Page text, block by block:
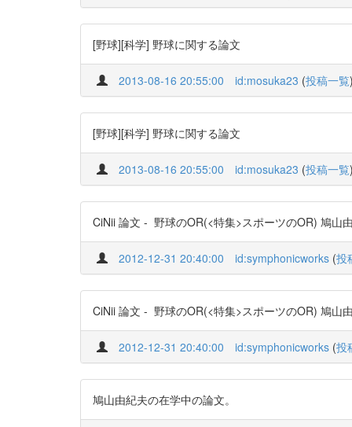
[野球][科学] 野球に関する論文
2013-08-16 20:55:00 id:mosuka23 (投稿一覧)
[野球][科学] 野球に関する論文
2013-08-16 20:55:00 id:mosuka23 (投稿一覧)
CiNii 論文 - 野球のOR(<特集>スポーツのOR) 鳩山
2012-12-31 20:40:00 id:symphonicworks (投
CiNii 論文 - 野球のOR(<特集>スポーツのOR) 鳩山
2012-12-31 20:40:00 id:symphonicworks (投
鳩山由紀夫の在学中の論文。